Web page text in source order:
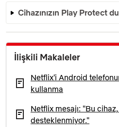
Cihazınızın Play Protect
İlişkili Makaleler
Netflix'i Android
kullanma
Netflix mesajı: "Bu
desteklenmiyor."